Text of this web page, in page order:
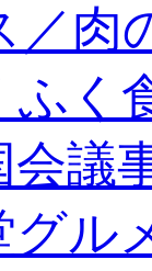
／肉
ふく
会議
グル